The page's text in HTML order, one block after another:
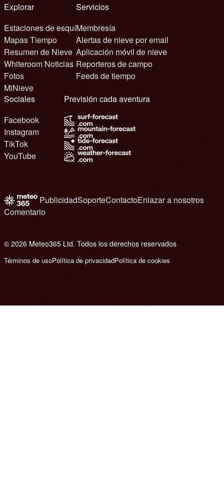
Explorar
Estaciones de esquí
Mapas Tiempo
Resumen de Nieve
Whiteroom Noticias
Fotos
MiNieve
Servicios
Membresía
Alertas de nieve por email
Aplicación móvil de nieve
Reporteros de campo
Feeds de tiempo
Sociales
Facebook
Instagram
TikTok
YouTube
Previsión cada aventura
PublicidadSoporteContactoEnlazar a nosotros
Comentario
© 2026 Meteo365 Ltd. Todos los derechos reservados
Términos de usoPolítica de privacidadPolítica de cookies